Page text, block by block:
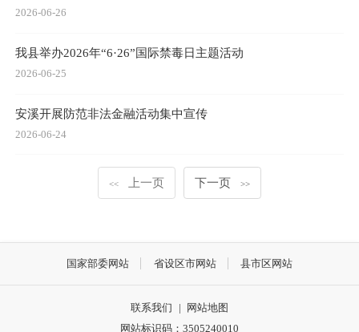
2026-06-26
我县举办2026年“6·26”国际禁毒日主题活动
2026-06-25
安溪开展防范非法金融活动集中宣传
2026-06-24
<< 上一页 下一页 >>
国家部委网站 省设区市网站 县市区网站
联系我们 |
网站地图
网站标识码：3505240010